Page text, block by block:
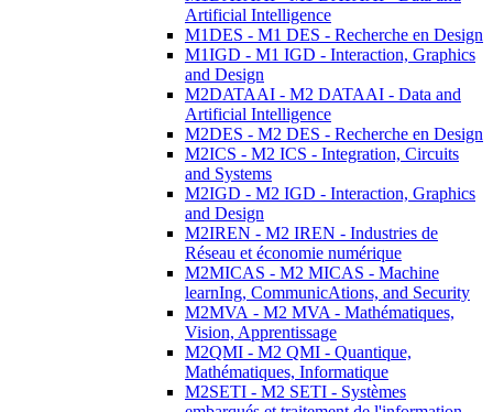
Artificial Intelligence
M1DES - M1 DES - Recherche en Design
M1IGD - M1 IGD - Interaction, Graphics
and Design
M2DATAAI - M2 DATAAI - Data and
Artificial Intelligence
M2DES - M2 DES - Recherche en Design
M2ICS - M2 ICS - Integration, Circuits
and Systems
M2IGD - M2 IGD - Interaction, Graphics
and Design
M2IREN - M2 IREN - Industries de
Réseau et économie numérique
M2MICAS - M2 MICAS - Machine
learnIng, CommunicAtions, and Security
M2MVA - M2 MVA - Mathématiques,
Vision, Apprentissage
M2QMI - M2 QMI - Quantique,
Mathématiques, Informatique
M2SETI - M2 SETI - Systèmes